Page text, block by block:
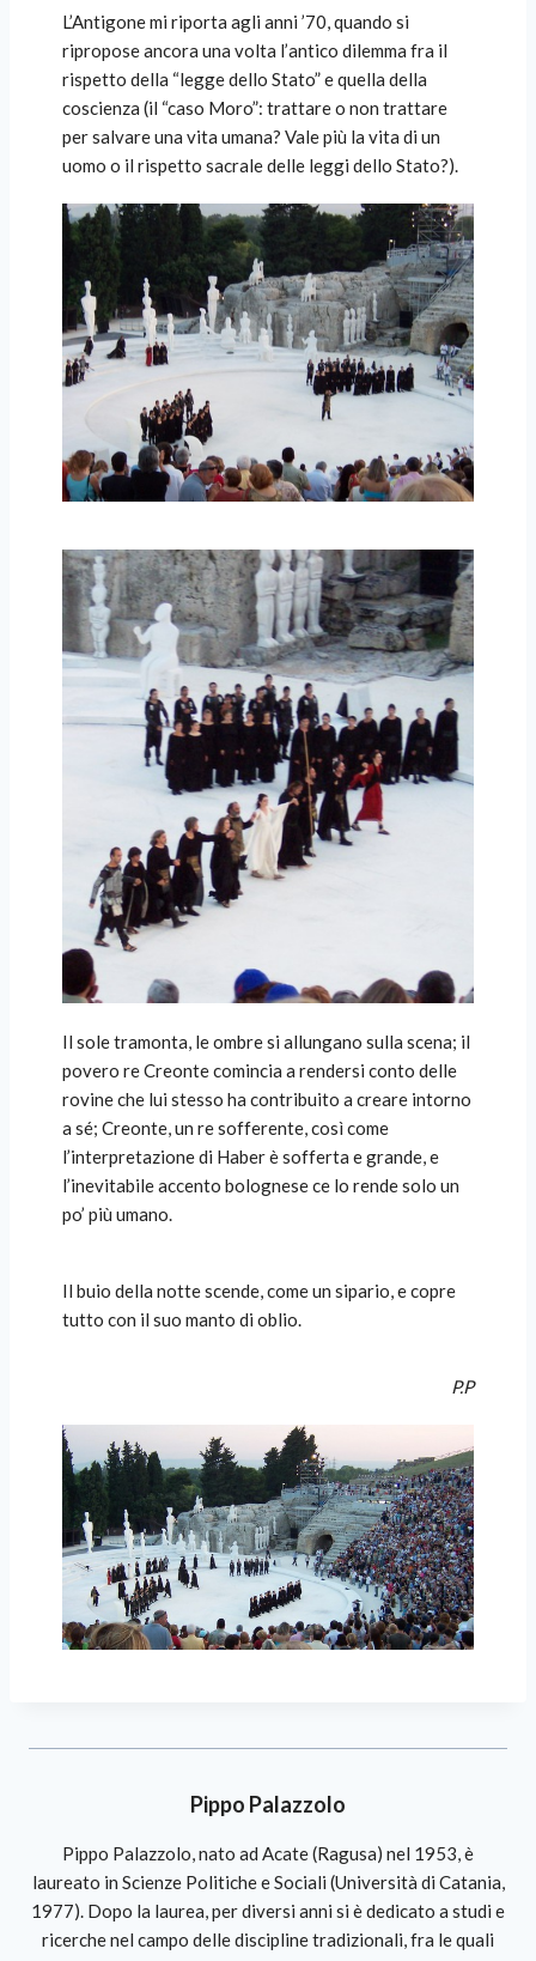
L’Antigone mi riporta agli anni ’70, quando si
ripropose ancora una volta l’antico dilemma fra il
rispetto della “legge dello Stato” e quella della
coscienza (il “caso Moro”: trattare o non trattare
per salvare una vita umana? Vale più la vita di un
uomo o il rispetto sacrale delle leggi dello Stato?).
Il sole tramonta, le ombre si allungano sulla scena; il
povero re Creonte comincia a rendersi conto delle
rovine che lui stesso ha contribuito a creare intorno
a sé; Creonte, un re sofferente, così come
l’interpretazione di Haber è sofferta e grande, e
l’inevitabile accento bolognese ce lo rende solo un
po’ più umano.
Il buio della notte scende, come un sipario, e copre
tutto con il suo manto di oblio.
P.P
Pippo Palazzolo
Pippo Palazzolo, nato ad Acate (Ragusa) nel 1953, è
laureato in Scienze Politiche e Sociali (Università di Catania,
1977). Dopo la laurea, per diversi anni si è dedicato a studi e
ricerche nel campo delle discipline tradizionali, fra le quali